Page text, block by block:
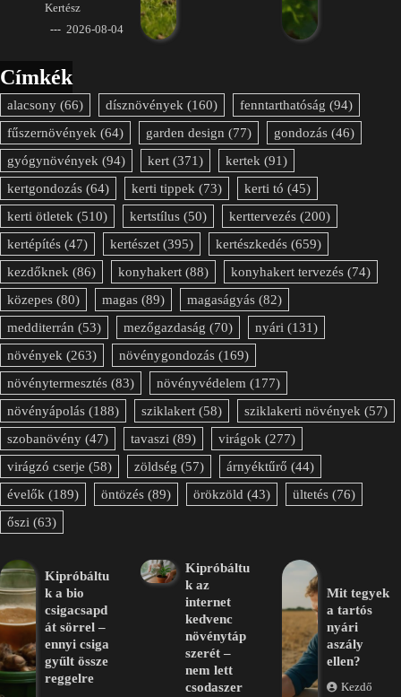
Kertész
2026-08-04
Címkék
alacsony (66) dísznövények (160) fenntarthatóság (94)
fűszernövények (64) garden design (77) gondozás (46)
gyógynövények (94) kert (371) kertek (91)
kertgondozás (64) kerti tippek (73) kerti tó (45)
kerti ötletek (510) kertstílus (50) kerttervezés (200)
kertépítés (47) kertészet (395) kertészkedés (659)
kezdőknek (86) konyhakert (88) konyhakert tervezés (74)
közepes (80) magas (89) magaságyás (82)
medditerrán (53) mezőgazdaság (70) nyári (131)
növények (263) növénygondozás (169)
növénytermesztés (83) növényvédelem (177)
növényápolás (188) sziklakert (58) sziklakerti növények (57)
szobanövény (47) tavaszi (89) virágok (277)
virágzó cserje (58) zöldség (57) árnyéktűrő (44)
évelők (189) öntözés (89) örökzöld (43) ültetés (76)
őszi (63)
Kipróbáltu
k a bio
csigacsapd
át sörrel –
ennyi csiga
gyűlt össze
reggelre
Kipróbáltu
k az
internet
kedvenc
növénytáp
szerét –
nem lett
csodaszer
Mit tegyek
a tartós
nyári
aszály
ellen?
Kezdő